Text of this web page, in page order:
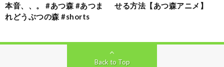
本音、、。 #あつ森 #あつま
れどうぶつの森 #shorts
せる方法【あつ森アニメ】
Back to Top